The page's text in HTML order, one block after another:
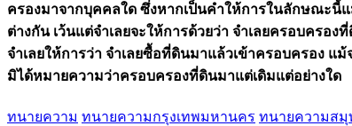
ครองมาจากบุคคลใด ซึ่งหากเป็นคำให้การในลักษณะนี้แ
ต่างกัน เว้นแต่จำเลยจะให้การด้วยว่า จำเลยครอบครอ
จำเลยให้การว่า จำเลยซื้อที่ดินมาแล้วเข้าครอบครอง แ
มิได้หมายความว่าครอบครองที่ดินมาแต่เดิมแต่อย่างใด
ทนายความ ทนายความกรุงเทพมหานคร ทนายความสมุ